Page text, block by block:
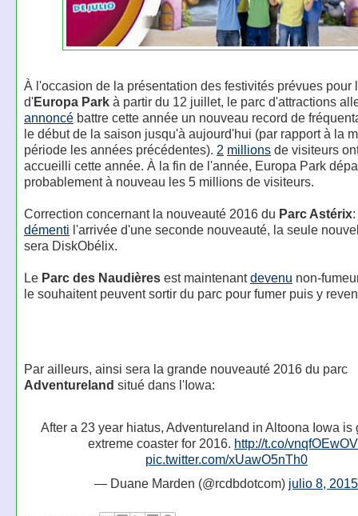
À l'occasion de la présentation des festivités prévues pour
d'Europa Parkà partir du 12 juillet, le parc d'attractions
annoncébattre cette année un nouveau record de
le début de la saison jusqu'à aujourd'hui (par rapport à la
période les années précédentes). 2 millionsde visiteurs
accueilli cette année. À la fin de l'année, Europa Park
probablement à nouveau les 5 millions de visiteurs.
Correction concernant la nouveauté 2016 du Parc Astérix
démenti l'arrivée d'une seconde nouveauté, la seule
sera DiskObélix.
Le Parc des Naudièresest maintenantdevenu non-
le souhaitent peuvent sortir du parc pour fumer puis y
Par ailleurs, ainsi sera la grande nouveauté 2016 du parc
Adventureland situé dans l'Iowa:
After a 23 year hiatus, Adventureland in Altoona Iowa is
extreme coaster for 2016. http://t.co/
pic.twitter.com/xUawO5nTh0
— Duane Marden (@rcdbdotcom) julio 8, 2015